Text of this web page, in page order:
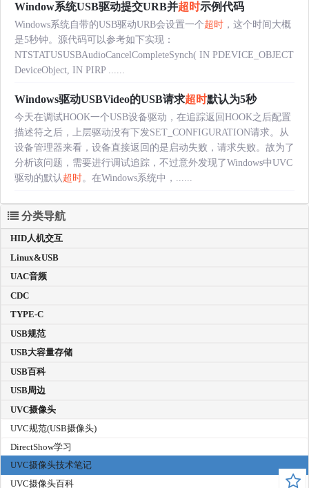
Window系统USB驱动提交URB并超时示例代码
Windows系统自带的USB驱动URB会设置一个超时 ，这个时间大概
是5秒钟。源代码可以参考如下实现：
NTSTATUSUSBAudioCancelCompleteSynch( IN PDEVICE_OBJECT
DeviceObject, IN PIRP ......
Windows驱动USBVideo的USB请求超时默认为5秒
今天在调试HOOK一个USB设备驱动，在追踪返回HOOK之后配置
描述符之后，上层驱动没有下发SET_CONFIGURATION请求。从
设备管理器来看，设备直接返回的是启动失败，请求失败。故为了
分析该问题，需要进行调试追踪，不过意外发现了Windows中UVC
驱动的默认 超时。在Windows系统中，......
分类导航
HID人机交互
Linux&USB
UAC音频
CDC
TYPE-C
USB规范
USB大容量存储
USB百科
USB周边
UVC摄像头
UVC规范(USB摄像头)
DirectShow学习
UVC摄像头技术笔记
UVC摄像头百科